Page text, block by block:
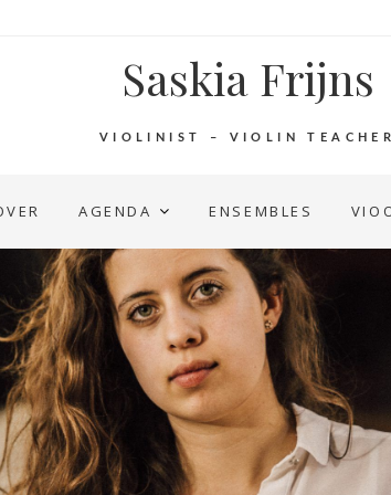
Saskia Frijns
VIOLINIST – VIOLIN TEACHER
AGENDA ENSEMBLES